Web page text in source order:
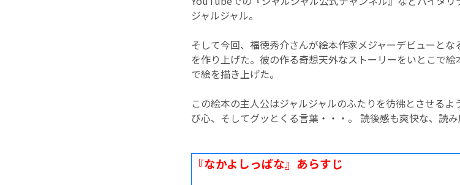
ジャルジャル。
そして今回、福徳秀介さんが絵本作家メジャーデビューと
を作り上げた。彼の作る奇想天外なストーリーをいとこで
で絵を描き上げた。
この絵本の主人公はジャルジャルのふたりを彷彿とさせる
び心、そしてグッとくる言葉・・・。 読後感も爽快な、読
『なかよしっぱな』あらすじ